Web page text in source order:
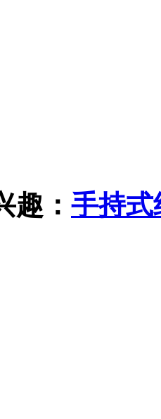
趣： 手持式